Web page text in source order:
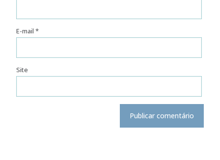
E-mail *
Site